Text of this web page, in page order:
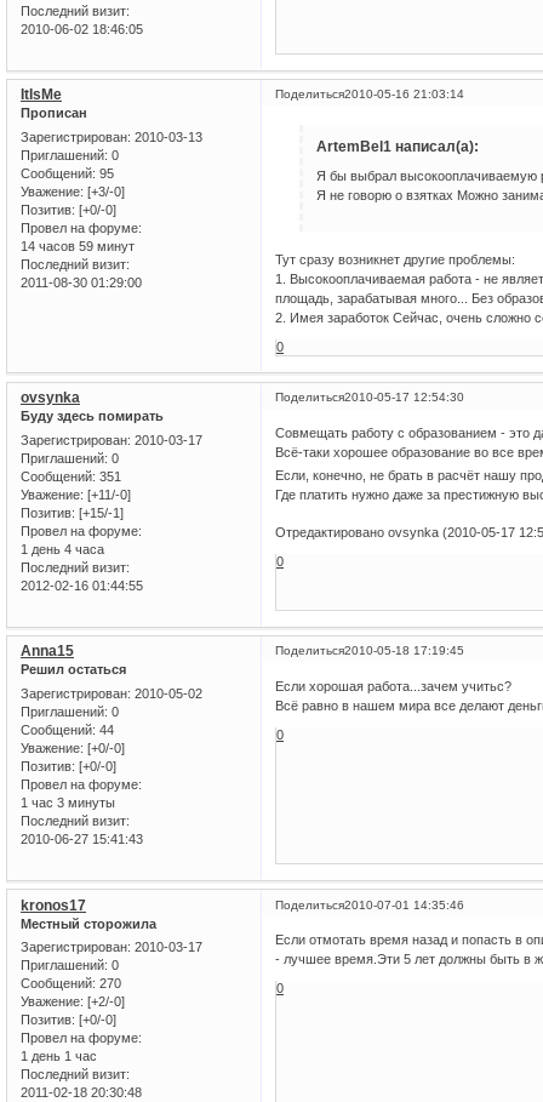
Последний визит:
2010-06-02 18:46:05
Поделиться2010-05-16 21:03:14
ItIsMe
Прописан
Зарегистрирован: 2010-03-13
Приглашений: 0
Сообщений: 95
Уважение: [+3/-0]
Позитив: [+0/-0]
Провел на форуме:
14 часов 59 минут
Последний визит:
2011-08-30 01:29:00
ArtemBel1 написал(а):
Я бы выбрал высокооплачиваемую
Я не говорю о взятках Можно
Тут сразу возникнет другие проблемы:
1. Высокооплачиваемая работа - не
площадь, зарабатывая много... Без
2. Имея заработок Сейчас, очень сложно
0
Поделиться2010-05-17 12:54:30
ovsynka
Буду здесь помирать
Зарегистрирован: 2010-03-17
Приглашений: 0
Сообщений: 351
Уважение: [+11/-0]
Позитив: [+15/-1]
Провел на форуме:
1 день 4 часа
Последний визит:
2012-02-16 01:44:55
Совмещать работу с образованием - это
Всё-таки хорошее образование во все
Если, конечно, не брать в расчёт нашу
Где платить нужно даже за престижную
Отредактировано ovsynka (2010-05-17
0
Поделиться2010-05-18 17:19:45
Anna15
Решил остаться
Зарегистрирован: 2010-05-02
Приглашений: 0
Сообщений: 44
Уважение: [+0/-0]
Позитив: [+0/-0]
Провел на форуме:
1 час 3 минуты
Последний визит:
2010-06-27 15:41:43
Если хорошая работа...зачем учитьс?
Всё равно в нашем мира все делают
0
Поделиться2010-07-01 14:35:46
kronos17
Местный сторожила
Зарегистрирован: 2010-03-17
Приглашений: 0
Сообщений: 270
Уважение: [+2/-0]
Позитив: [+0/-0]
Провел на форуме:
1 день 1 час
Последний визит:
2011-02-18 20:30:48
Если отмотать время назад и попасть в
- лучшее время.Эти 5 лет должны быть в
0